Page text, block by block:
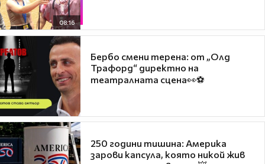
08:16
Бербо смени терена: от „Олд
Трафорд“ директно на
театралната сцена👀⚽
250 години тишина: Америка
зарови капсула, която никой жив